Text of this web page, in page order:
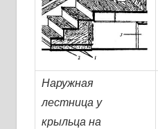
Наружная
лестница у
крыльца на